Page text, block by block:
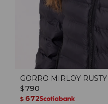
GORRO MIRLOY
$ 790
$ 672